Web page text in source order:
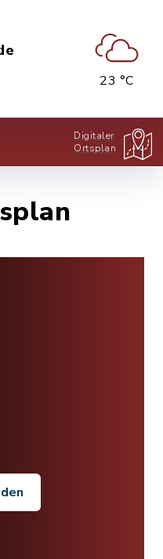
23 °C
Digitaler
Ortsplan